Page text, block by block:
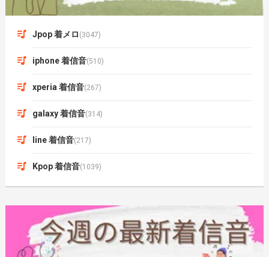
Jpop 着メロ (3047)
iphone 着信音(510)
xperia 着信音(267)
galaxy 着信音(314)
line 着信音(217)
Kpop 着信音(1039)